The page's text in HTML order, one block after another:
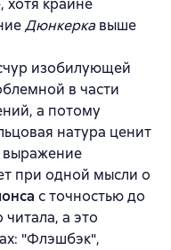
хотя крайне
Дюнкерка выше
изобилующей
в части
а потому
натура ценит
выражение
при одной мысли о
с точностью до
читала, а это
"Флэшбэк",